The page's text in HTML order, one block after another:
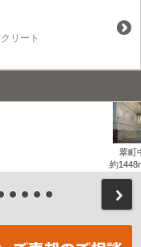
リート
翠町
約